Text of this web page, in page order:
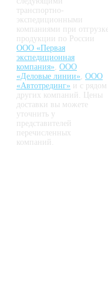
транспортно-
экспедиционными
компаниями при отгрузке
продукции по России
ООО «Первая
экспедиционная
компания», ООО
«Деловые линии», ООО
«Автотрединг» и с рядом
других компаний. Цены
доставки вы можете
уточнить у
представителей
перечисленных
компаний.